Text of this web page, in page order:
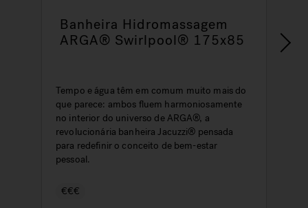
Banheira Hidromassagem
ARGA® Swirlpool® 175x85
Tempo e água têm em comum muito mais do
que parece: ambos fluem harmoniosamente
no interior do universo de ARGA®, a
revolucionária banheira Jacuzzi® pensada
para redefinir o conceito de bem-estar
pessoal.
€€€